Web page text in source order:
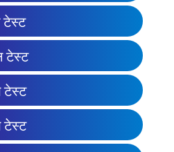
टेस्ट
टेस्ट
टेस्ट
टेस्ट